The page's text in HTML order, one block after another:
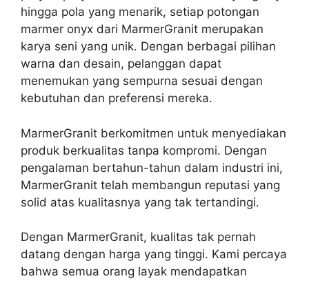
hingga pola yang menarik, setiap potongan
marmer onyx dari MarmerGranit merupakan
karya seni yang unik. Dengan berbagai pilihan
warna dan desain, pelanggan dapat
menemukan yang sempurna sesuai dengan
kebutuhan dan preferensi mereka.
MarmerGranit berkomitmen untuk menyediakan
produk berkualitas tanpa kompromi. Dengan
pengalaman bertahun-tahun dalam industri ini,
MarmerGranit telah membangun reputasi yang
solid atas kualitasnya yang tak tertandingi.
Dengan MarmerGranit, kualitas tak pernah
datang dengan harga yang tinggi. Kami percaya
bahwa semua orang layak mendapatkan